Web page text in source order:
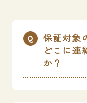
保証対象
どこに連
か？